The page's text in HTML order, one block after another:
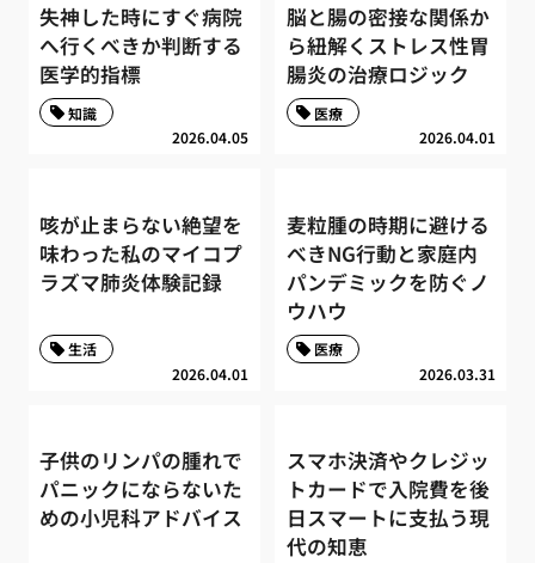
失神した時にすぐ病院
へ行くべきか判断する
医学的指標
2026.04.05
知識
脳と腸の密接な関係か
ら紐解くストレス性胃
腸炎の治療ロジック
2026.04.01
医療
咳が止まらない絶望を
味わった私のマイコプ
ラズマ肺炎体験記録
2026.04.01
生活
麦粒腫の時期に避ける
べきNG行動と家庭内
パンデミックを防ぐノ
ウハウ
2026.03.31
医療
子供のリンパの腫れで
パニックにならないた
めの小児科アドバイス
スマホ決済やクレジッ
トカードで入院費を後
日スマートに支払う現
代の知恵